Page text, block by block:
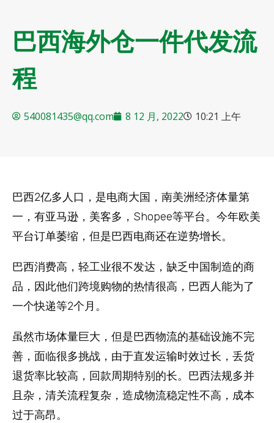
巴西海外仓一件代发流
程
540081435@qq.com 8 12 月, 2022 10:21 上午
巴西2亿多人口，是电商大国，南美洲经济体量第
一，有亚马逊，美客多，Shopee等平台。今年欧美
平台订单萎缩，但是巴西电商还在逆势增长。
巴西消费高，轻工业很不发达，缺乏中国制造的商
品，因此他们跨境购物的热情很高，巴西人能为了
一个快递等2个月。
虽然市场体量巨大，但是巴西物流的基础设施不完
善，面临很多挑战，由于直发运输时效过长，丢货
退货率比较高，回款周期特别的长。巴西法规多并
且杂，清关流程复杂，造成物流稳定性不高，成本
过于高昂。